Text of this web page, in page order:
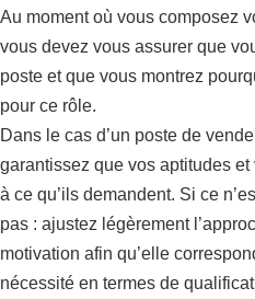
Au moment où vous composez
vous devez vous assurer que
poste et que vous montrez
pour ce rôle.
Dans le cas d’un poste de
garantissez que vos aptitudes
à ce qu’ils demandent. Si ce
pas : ajustez légèrement
motivation afin qu’elle
nécessité en termes de